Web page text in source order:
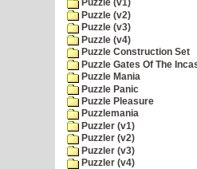
Puzzle (v1)
Puzzle (v2)
Puzzle (v3)
Puzzle (v4)
Puzzle Construction Set
Puzzle Gates Of The
Puzzle Mania
Puzzle Panic
Puzzle Pleasure
Puzzlemania
Puzzler (v1)
Puzzler (v2)
Puzzler (v3)
Puzzler (v4)